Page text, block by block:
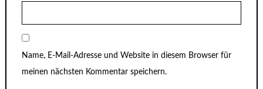
Name, E-Mail-Adresse und Website in diesem Browser für
meinen nächsten Kommentar speichern.